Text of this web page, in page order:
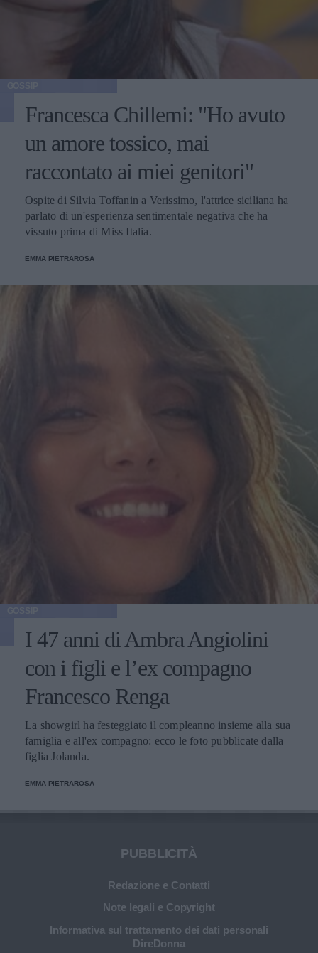
Francesca Chillemi: "Ho avuto
un amore tossico, mai
raccontato ai miei genitori"
Ospite di Silvia Toffanin a Verissimo, l'attrice siciliana ha
parlato di un'esperienza sentimentale negativa che ha
vissuto prima di Miss Italia.
EMMA PIETRAROSA
I 47 anni di Ambra Angiolini
con i figli e l’ex compagno
Francesco Renga
La showgirl ha festeggiato il compleanno insieme alla sua
famiglia e all'ex compagno: ecco le foto pubblicate dalla
figlia Jolanda.
EMMA PIETRAROSA
PUBBLICITÀ
Redazione e Contatti
Note legali e Copyright
Informativa sul trattamento dei dati personali
DireDonna